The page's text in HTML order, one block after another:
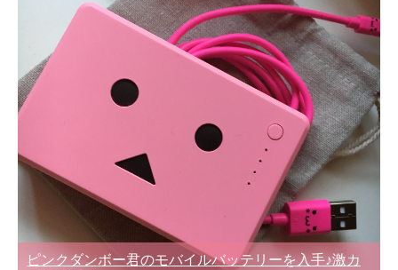
ピンクダンボー君のモバイルバッテリーを入手♪激カ